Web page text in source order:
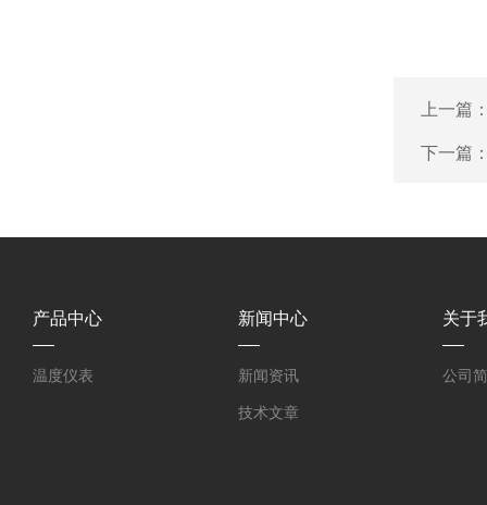
上一篇
下一篇
产品中心
温度仪表
新闻中心
新闻资讯
技术文章
关于
公司